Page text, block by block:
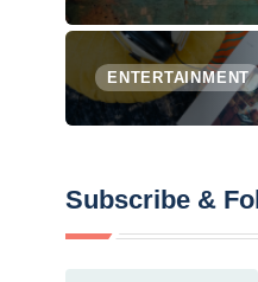
ENTERTAINMENT
Subscribe &